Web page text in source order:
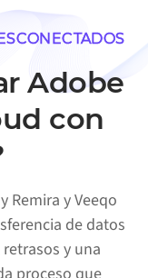
Adobe
con
Remira y Veeqo
de datos
y una